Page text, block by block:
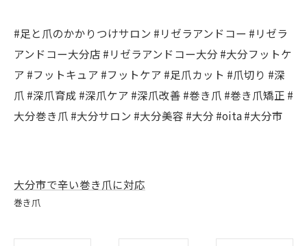
#足と爪のかかりつけサロン #リゼラアンドコー #リゼラ
アンドコー大分店 #リゼラアンドコー大分 #大分フットケ
ア #フットキュア #フットケア #足爪カット #爪切り #深
爪 #深爪育成 #深爪ケア #深爪改善 #巻き爪 #巻き爪矯正 #
大分巻き爪 #大分サロン #大分美容 #大分 #oita #大分市
大分市で辛い巻き爪に対応
巻き爪